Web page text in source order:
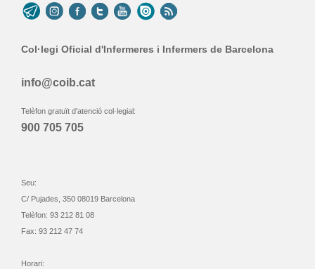
Col·legi Oficial d'Infermeres i Infermers de Barcelona
info@coib.cat
Telèfon gratuït d'atenció col·legial:
900 705 705
Seu:
C/ Pujades, 350 08019 Barcelona
Telèfon: 93 212 81 08
Fax: 93 212 47 74
Horari: